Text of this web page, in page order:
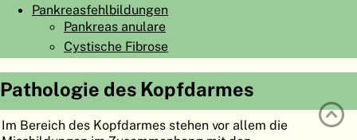
Pankreasfehlbildungen
Pankreas anulare
Cystische Fibrose
Pathologie des Kopfdarmes
Im Bereich des Kopfdarmes stehen vor allem die